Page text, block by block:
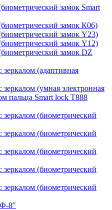
замок Smart
замок К06)
замок Y23)
замок Y12)
замок DZ
(адаптивная
(умная электронная
пальца Smart lock T888
(биометрический
(биометрический
(биометрический
(биометрический
(биометрический
Ф-8"